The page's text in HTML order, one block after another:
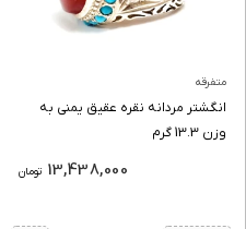
متفرقه
انگشتر مردانه نقره عقیق یمنی به
وزن 13.3 گرم
تومان 13,438,000